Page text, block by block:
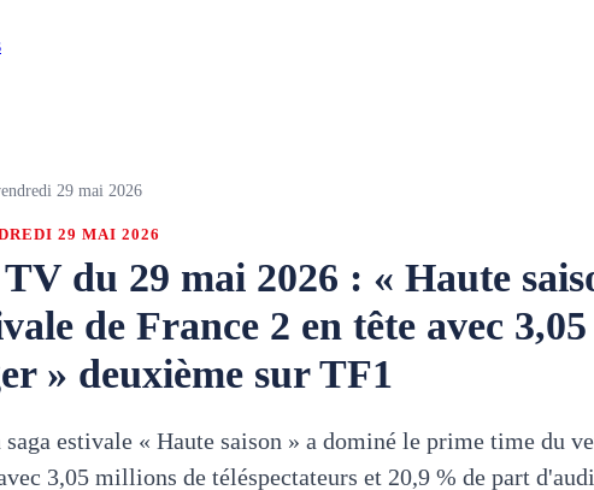
29 mai 2026
29 MAI 2026
du 29 mai 2026 : « Haute
de France 2 en tête avec
» deuxième sur TF1
estivale « Haute saison » a dominé le prime time du
3,05 millions de téléspectateurs et 20,9 % de part